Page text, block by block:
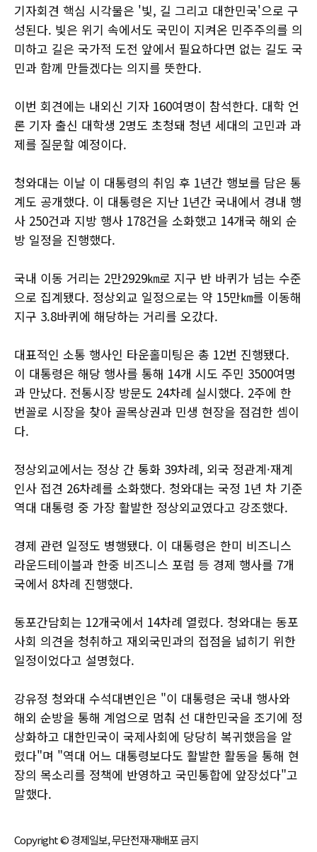
기자회견 핵심 시각물은 '빛, 길 그리고 대한민국'으로 구
성된다. 빛은 위기 속에서도 국민이 지켜온 민주주의를 의
미하고 길은 국가적 도전 앞에서 필요하다면 없는 길도 국
민과 함께 만들겠다는 의지를 뜻한다.
이번 회견에는 내외신 기자 160여명이 참석한다. 대학 언
론 기자 출신 대학생 2명도 초청돼 청년 세대의 고민과 과
제를 질문할 예정이다.
청와대는 이날 이 대통령의 취임 후 1년간 행보를 담은 통
계도 공개했다. 이 대통령은 지난 1년간 국내에서 경내 행
사 250건과 지방 행사 178건을 소화했고 14개국 해외 순
방 일정을 진행했다.
국내 이동 거리는 2만2929㎞로 지구 반 바퀴가 넘는 수준
으로 집계됐다. 정상외교 일정으로는 약 15만㎞를 이동해
지구 3.8바퀴에 해당하는 거리를 오갔다.
대표적인 소통 행사인 타운홀미팅은 총 12번 진행됐다.
이 대통령은 해당 행사를 통해 14개 시도 주민 3500여명
과 만났다. 전통시장 방문도 24차례 실시했다. 2주에 한
번꼴로 시장을 찾아 골목상권과 민생 현장을 점검한 셈이
다.
정상외교에서는 정상 간 통화 39차례, 외국 정관계·재계
인사 접견 26차례를 소화했다. 청와대는 국정 1년 차 기준
역대 대통령 중 가장 활발한 정상외교였다고 강조했다.
경제 관련 일정도 병행됐다. 이 대통령은 한미 비즈니스
라운드테이블과 한중 비즈니스 포럼 등 경제 행사를 7개
국에서 8차례 진행했다.
동포간담회는 12개국에서 14차례 열렸다. 청와대는 동포
사회 의견을 청취하고 재외국민과의 접점을 넓히기 위한
일정이었다고 설명혔다.
강유정 청와대 수석대변인은 "이 대통령은 국내 행사와
해외 순방을 통해 계엄으로 멈춰 선 대한민국을 조기에 정
상화하고 대한민국이 국제사회에 당당히 복귀했음을 알
렸다"며 "역대 어느 대통령보다도 활발한 활동을 통해 현
장의 목소리를 정책에 반영하고 국민통합에 앞장섰다"고
말했다.
Copyright © 경제일보, 무단전재·재배포 금지